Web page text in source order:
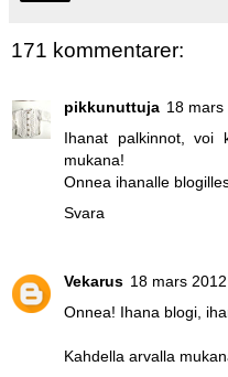
171 kommentarer:
pikkunuttuja 18 mars
Ihanat palkinnot, voi
mukana!
Onnea ihanalle
Svara
Vekarus 18 mars
Onnea! Ihana blogi,
Kahdella arvalla